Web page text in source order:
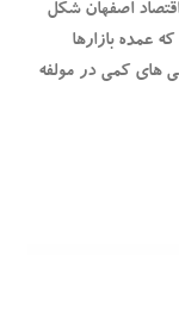
اصفهان شکل
عمده بازارها
های کمی در مولفه